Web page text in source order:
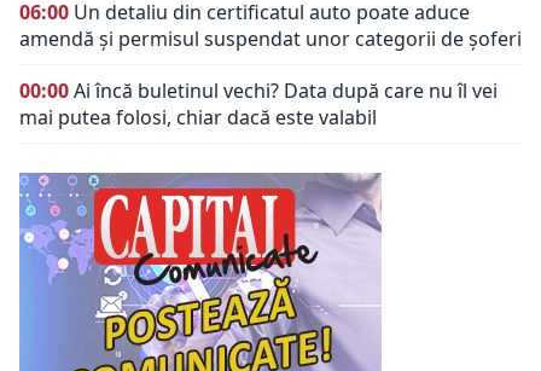
06:00 Un detaliu din certificatul auto poate aduce
amendă și permisul suspendat unor categorii de șoferi
00:00Ai încă buletinul vechi? Data după care nu îl vei
mai putea folosi, chiar dacă este valabil